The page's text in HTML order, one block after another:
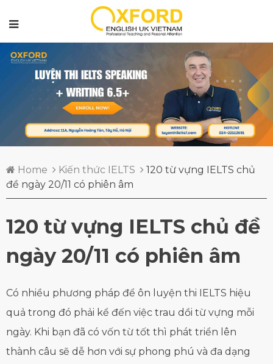
Home Kiến thức IELTS
120 từ vựng IELTS chủ
đề ngày 20/11 có phiên âm
120 từ vựng IELTS chủ đề
ngày 20/11 có phiên âm
Có nhiều phương pháp để ôn luyện thi IELTS hiệu
quả trong đó phải kể đến việc trau dồi từ vựng mỗi
ngày. Khi bạn đã có vốn từ tốt thì phát triển lên
thành câu sẽ dễ hơn với sự phong phú và đa dạng